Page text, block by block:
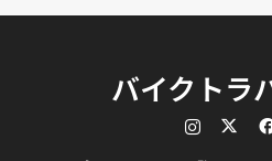
バイクトラ
RSS